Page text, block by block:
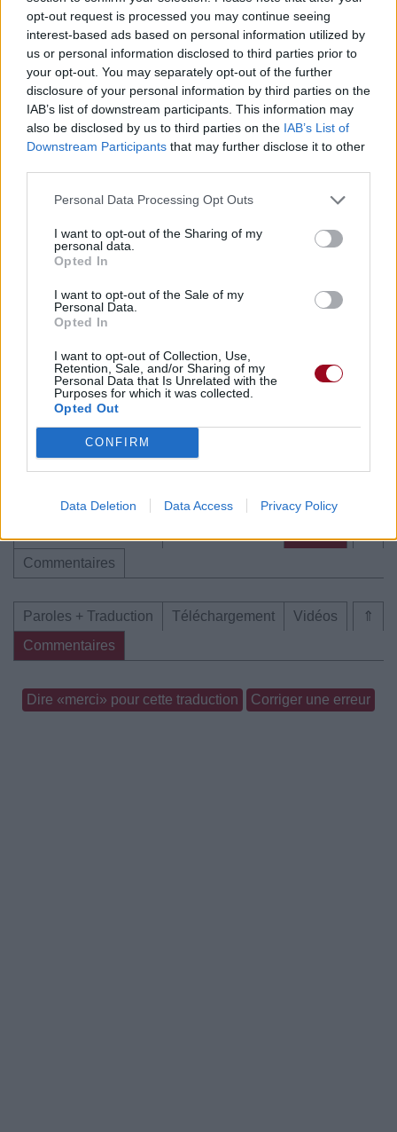
opt-out request is processed you may continue seeing
interest-based ads based on personal information utilized by
us or personal information disclosed to third parties prior to
your opt-out. You may separately opt-out of the further
disclosure of your personal information by third parties on the
IAB’s list of downstream participants. This information may
also be disclosed by us to third parties on the IAB’s List of
Downstream Participants that may further disclose it to other
Personal Data Processing Opt Outs
I want to opt-out of the Sharing of my
personal data.
Opted In
I want to opt-out of the Sale of my
Personal Data.
Opted In
I want to opt-out of Collection, Use,
Retention, Sale, and/or Sharing of my
Personal Data that Is Unrelated with the
Purposes for which it was collected.
Opted Out
CONFIRM
Data Deletion Data Access Privacy Policy
Publié par Romane M 5377 2 5
le 24 décembre
Compositeurs : Andy Bell
Auteurs :Andy Bell
Chanteurs : Beady Eye
Albums :
BE
Paroles + Traduction Téléchargement
Vidéos
Commentaires
Pour prolonger le plaisir musical :
Vous aimez chanter, apprenez la guitare chez
Télécharger légalement les MP3 sur
Télécharger légalement les MP3 ou trouver le CD sur
Trouver des vinyles et des CD sur
Trouver un instrument de musique ou une partition au
meilleur prix sur
Commentaires
⇑
Paroles + Traduction Téléchargement
Vidéos
Commentaires
Dire «merci» pour cette traduction Corriger une erreur